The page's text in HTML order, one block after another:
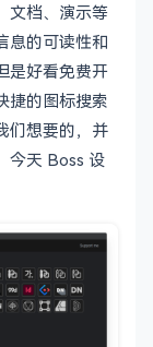
文档、演示等
息的可读性和
是好看免费开
捷的图标搜索
们想要的，并
今天 Boss 设